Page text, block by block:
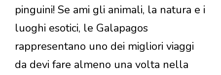
pinguini! Se ami gli animali, la natura e i
luoghi esotici, le Galapagos
rappresentano uno dei migliori viaggi
da devi fare almeno una volta nella